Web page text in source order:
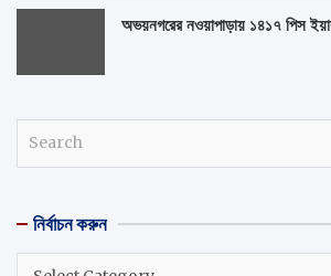
অভয়নগরের নওয়াপাড়ায় ১৪১৭ পিস
c
h
নির্বাচন করুন